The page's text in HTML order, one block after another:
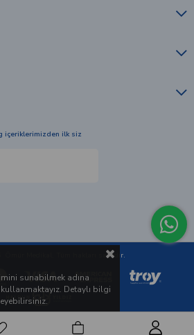
içeriklerimizden ilk siz
Medikal. Tüm hakları saklıdır.
sunabilmek adına
Detaylı bilgi